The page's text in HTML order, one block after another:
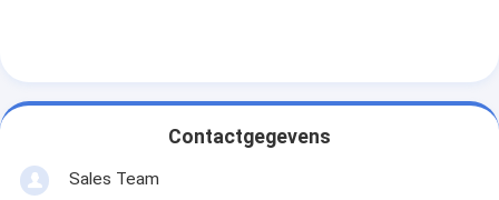
Contactgegevens
Sales Team